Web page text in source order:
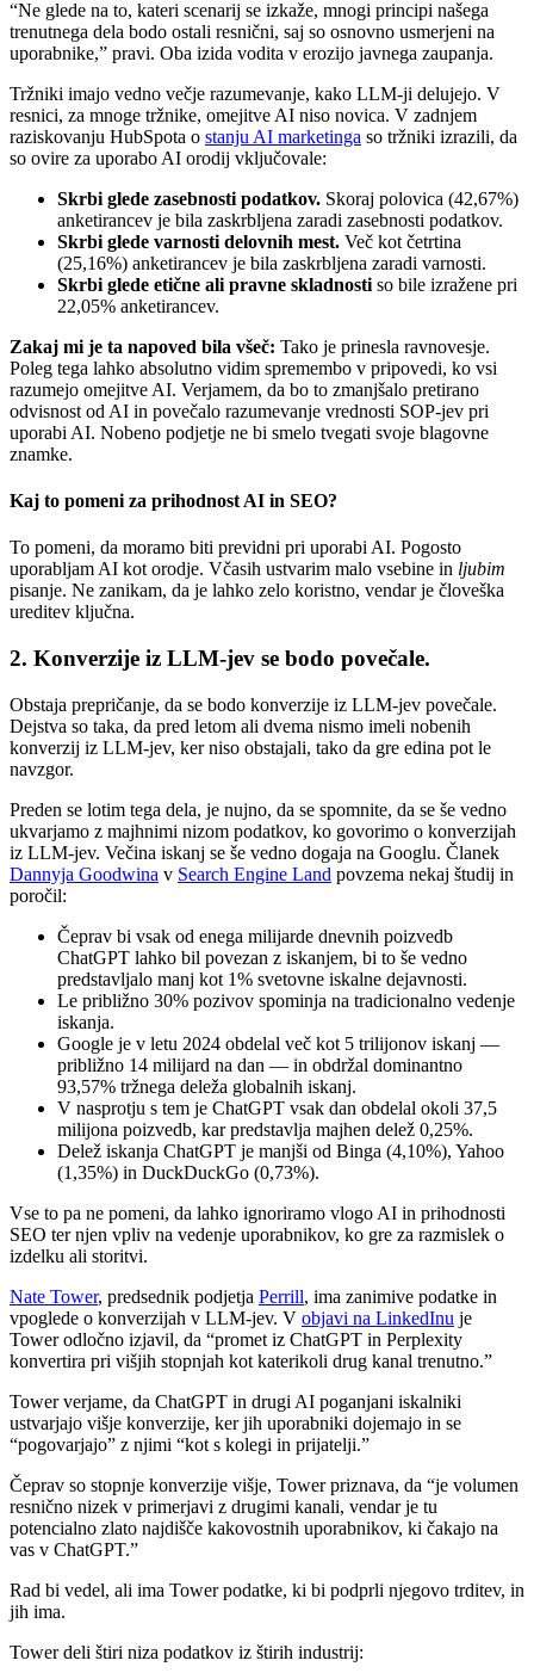
“Ne glede na to, kateri scenarij se izkaže, mnogi principi našega
trenutnega dela bodo ostali resnični, saj so osnovno usmerjeni na
uporabnike,” pravi. Oba izida vodita v erozijo javnega zaupanja.
Tržniki imajo vedno večje razumevanje, kako LLM-ji delujejo. V
resnici, za mnoge tržnike, omejitve AI niso novica. V zadnjem
raziskovanju HubSpota o stanju AI marketinga so tržniki izrazili, da
so ovire za uporabo AI orodij vključovale:
Skrbi glede zasebnosti podatkov. Skoraj polovica (42,67%)
anketirancev je bila zaskrbljena zaradi zasebnosti podatkov.
Skrbi glede varnosti delovnih mest. Več kot četrtina
(25,16%) anketirancev je bila zaskrbljena zaradi varnosti.
Skrbi glede etične ali pravne skladnosti so bile izražene pri
22,05% anketirancev.
Zakaj mi je ta napoved bila všeč: Tako je prinesla ravnovesje.
Poleg tega lahko absolutno vidim spremembo v pripovedi, ko vsi
razumejo omejitve AI. Verjamem, da bo to zmanjšalo pretirano
odvisnost od AI in povečalo razumevanje vrednosti SOP-jev pri
uporabi AI. Nobeno podjetje ne bi smelo tvegati svoje blagovne
znamke.
Kaj to pomeni za prihodnost AI in SEO?
To pomeni, da moramo biti previdni pri uporabi AI. Pogosto
uporabljam AI kot orodje. Včasih ustvarim malo vsebine in ljubim
pisanje. Ne zanikam, da je lahko zelo koristno, vendar je človeška
ureditev ključna.
2. Konverzije iz LLM-jev se bodo povečale.
Obstaja prepričanje, da se bodo konverzije iz LLM-jev povečale.
Dejstva so taka, da pred letom ali dvema nismo imeli nobenih
konverzij iz LLM-jev, ker niso obstajali, tako da gre edina pot le
navzgor.
Preden se lotim tega dela, je nujno, da se spomnite, da se še vedno
ukvarjamo z majhnimi nizom podatkov, ko govorimo o konverzijah
iz LLM-jev. Večina iskanj se še vedno dogaja na Googlu. Članek
Dannyja Goodwina v Search Engine Land povzema nekaj študij in
poročil:
Čeprav bi vsak od enega milijarde dnevnih poizvedb
ChatGPT lahko bil povezan z iskanjem, bi to še vedno
predstavljalo manj kot 1% svetovne iskalne dejavnosti.
Le približno 30% pozivov spominja na tradicionalno vedenje
iskanja.
Google je v letu 2024 obdelal več kot 5 trilijonov iskanj —
približno 14 milijard na dan — in obdržal dominantno
93,57% tržnega deleža globalnih iskanj.
V nasprotju s tem je ChatGPT vsak dan obdelal okoli 37,5
milijona poizvedb, kar predstavlja majhen delež 0,25%.
Delež iskanja ChatGPT je manjši od Binga (4,10%), Yahoo
(1,35%) in DuckDuckGo (0,73%).
Vse to pa ne pomeni, da lahko ignoriramo vlogo AI in prihodnosti
SEO ter njen vpliv na vedenje uporabnikov, ko gre za razmislek o
izdelku ali storitvi.
Nate Tower, predsednik podjetja Perrill, ima zanimive podatke in
vpoglede o konverzijah v LLM-jev. V objavi na LinkedInu je
Tower odločno izjavil, da “promet iz ChatGPT in Perplexity
konvertira pri višjih stopnjah kot katerikoli drug kanal trenutno.”
Tower verjame, da ChatGPT in drugi AI poganjani iskalniki
ustvarjajo višje konverzije, ker jih uporabniki dojemajo in se
“pogovarjajo” z njimi “kot s kolegi in prijatelji.”
Čeprav so stopnje konverzije višje, Tower priznava, da “je volumen
resnično nizek v primerjavi z drugimi kanali, vendar je tu
potencialno zlato najdišče kakovostnih uporabnikov, ki čakajo na
vas v ChatGPT.”
Rad bi vedel, ali ima Tower podatke, ki bi podprli njegovo trditev, in
jih ima.
Tower deli štiri niza podatkov iz štirih industrij: